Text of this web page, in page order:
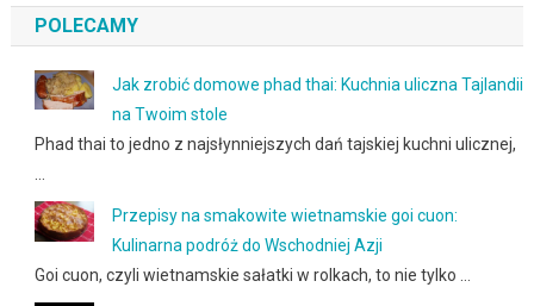
POLECAMY
Jak zrobić domowe phad thai: Kuchnia uliczna Tajlandii
na Twoim stole
Phad thai to jedno z najsłynniejszych dań tajskiej kuchni ulicznej,
…
Przepisy na smakowite wietnamskie goi cuon:
Kulinarna podróż do Wschodniej Azji
Goi cuon, czyli wietnamskie sałatki w rolkach, to nie tylko …